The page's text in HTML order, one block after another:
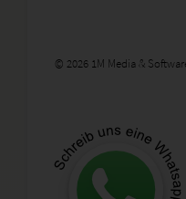
© 2026 1M Media &